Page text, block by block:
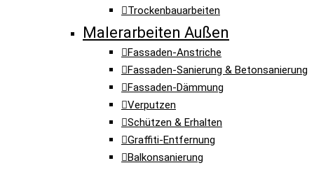
Trockenbauarbeiten
Malerarbeiten Außen
Fassaden-Anstriche
Fassaden-Sanierung & Betonsanierung
Fassaden-Dämmung
Verputzen
Schützen & Erhalten
Graffiti-Entfernung
Balkonsanierung